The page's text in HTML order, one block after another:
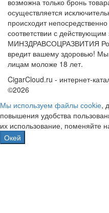
осуществляется
происходит
соответствии с
МИНЗДРАВСОЦРАЗВИТИЯ
вредит вашему здоровью!
лицам моложе 18 лет.
CigarCloud.ru - интернет-
©2026
Мы используем файлы сооkіе,
повышения удобства
их использование, поменяйте
Окей